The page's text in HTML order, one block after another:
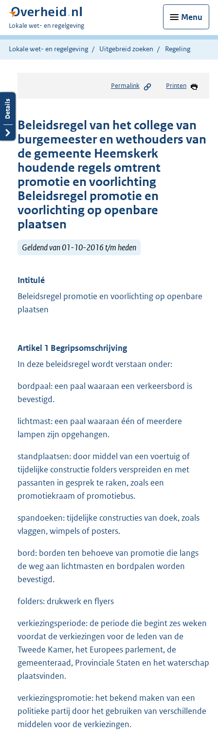
Menu
U
bent
hier:
Lokale wet- en regelgeving
Lokale wet- en regelgeving Uitgebreid zoeken Regeling
Permalink Printen
Beleidsregel van het college van
burgemeester en wethouders van
de gemeente Heemskerk
houdende regels omtrent
promotie en voorlichting
Beleidsregel promotie en
voorlichting op openbare
plaatsen
Geldend van 01-10-2016 t/m heden
Intitulé
Beleidsregel promotie en voorlichting op openbare
plaatsen
Artikel 1 Begripsomschrijving
In deze beleidsregel wordt verstaan onder:
bordpaal: een paal waaraan een verkeersbord is
bevestigd.
lichtmast: een paal waaraan één of meerdere
lampen zijn opgehangen.
standplaatsen: door middel van een voertuig of
tijdelijke constructie folders verspreiden en met
passanten in gesprek te raken, zoals een
promotiekraam of promotiebus.
spandoeken: tijdelijke constructies van doek, zoals
vlaggen, wimpels of posters.
bord: borden ten behoeve van promotie die langs
de weg aan lichtmasten en bordpalen worden
bevestigd.
folders: drukwerk en flyers
verkiezingsperiode: de periode die begint zes weken
voordat de verkiezingen voor de leden van de
Tweede Kamer, het Europees parlement, de
gemeenteraad, Provinciale Staten en het waterschap
plaatsvinden.
verkiezingspromotie: het bekend maken van een
politieke partij door het gebruiken van verschillende
middelen voor de verkiezingen.